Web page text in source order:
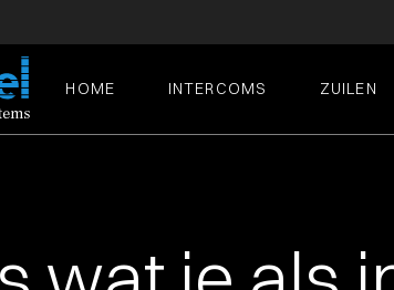
HOME INTERCOMS ZUILEN